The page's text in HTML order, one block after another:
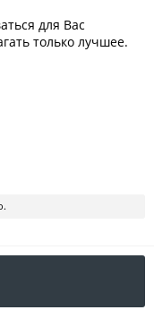
для Вас
только лучшее.